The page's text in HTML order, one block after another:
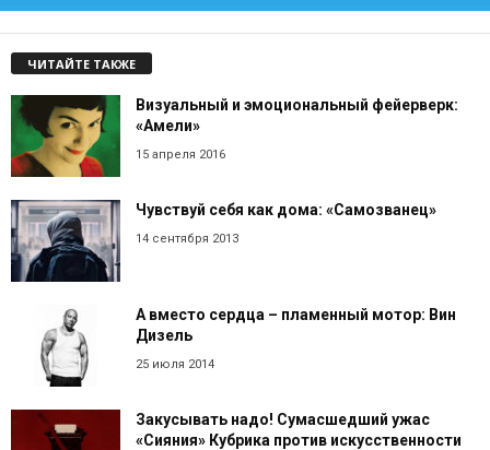
ЧИТАЙТЕ ТАКЖЕ
Визуальный и эмоциональный фейерверк:
«Амели»
15 апреля 2016
Чувствуй себя как дома: «Самозванец»
14 сентября 2013
А вместо сердца – пламенный мотор: Вин
Дизель
25 июля 2014
Закусывать надо! Сумасшедший ужас
«Сияния» Кубрика против искусственности